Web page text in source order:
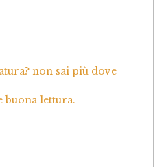
non sai più dove
buona lettura.